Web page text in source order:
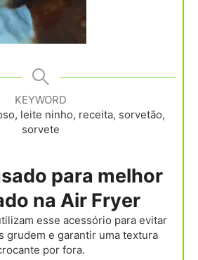
KEYWORD
leite ninho, receita, sorvetão,
sorvete
para melhor
na Air Fryer
grudem e garantir uma textura
por fora.